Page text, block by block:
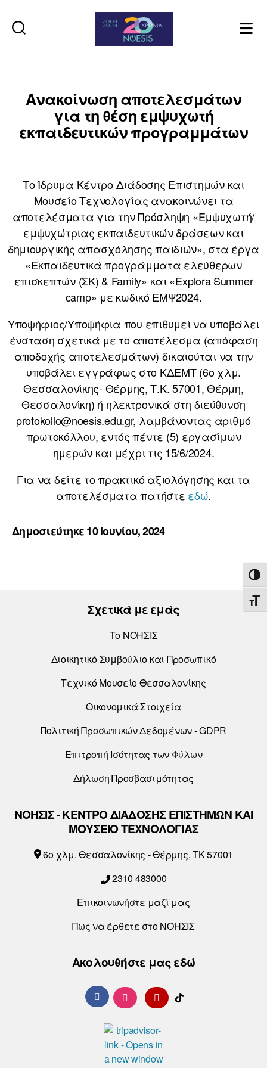
Ανακοίνωση αποτελεσμάτων
για τη θέση εμψυχωτή
εκπαιδευτικών προγραμμάτων
Το Ίδρυμα Κέντρο Διάδοσης Επιστημών και
Μουσείο Τεχνολογίας ανακοινώνει τα
αποτελέσματα για την Πρόσληψη «Εμψυχωτή/
εμψυχώτριας εκπαιδευτικών δράσεων και
δημιουργικής απασχόλησης παιδιών», στα έργα
«Εκπαιδευτικά προγράμματα ελεύθερων
επισκεπτών (ΣΚ) & Family» και «Explora Summer
camp» με κωδικό ΕΜΨ2024.
Υποψήφιος/Υποψήφια που επιθυμεί να υποβάλει
ένσταση σχετικά με το αποτέλεσμα (απόφαση
αποδοχής αποτελεσμάτων) δικαιούται να την
υποβάλει εγγράφως στο ΚΔΕΜΤ (6ο χλμ.
Θεσσαλονίκης- Θέρμης, Τ.Κ. 57001, Θέρμη,
Θεσσαλονίκη) ή ηλεκτρονικά στη διεύθυνση
protokollo@noesis.edu.gr, λαμβάνοντας αριθμό
πρωτοκόλλου, εντός πέντε (5) εργασίμων
ημερών και μέχρι τις 15/6/2024.
Για να δείτε το πρακτικό αξιολόγησης και τα
αποτελέσματα πατήστε εδώ.
Δημοσιεύτηκε 10 Ιουνίου, 2024
Σχετικά με εμάς
Το ΝΟΗΣΙΣ
Διοικητικό Συμβούλιο και Προσωπικό
Τεχνικό Μουσείο Θεσσαλονίκης
Οικονομικά Στοιχεία
Πολιτική Προσωπικών Δεδομένων - GDPR
Επιτροπή Ισότητας των Φύλων
Δήλωση Προσβασιμότητας
ΝΟΗΣΙΣ - ΚΕΝΤΡΟ ΔΙΑΔΟΣΗΣ ΕΠΙΣΤΗΜΩΝ ΚΑΙ
ΜΟΥΣΕΙΟ ΤΕΧΝΟΛΟΓΙΑΣ
6o χλμ. Θεσσαλονίκης - Θέρμης, ΤΚ 57001
2310 483000
Επικοινωνήστε μαζί μας
Πως να έρθετε στο ΝΟΗΣΙΣ
Ακολουθήστε μας εδώ